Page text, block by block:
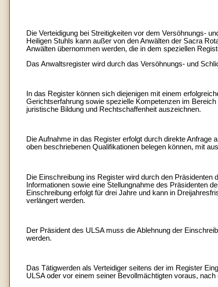
Die Verteidigung bei Streitigkeiten vor dem Versöhnungs-
Heiligen Stuhls kann außer von den Anwälten der Sacra
Anwälten übernommen werden, die in dem speziellen
Das Anwaltsregister wird durch das Versöhnungs- und
In das Register können sich diejenigen mit einem
Gerichtserfahrung sowie spezielle Kompetenzen im
juristische Bildung und Rechtschaffenheit auszeichnen.
Die Aufnahme in das Register erfolgt durch direkte Anfrage
oben beschriebenen Qualifikationen belegen können, mit
Die Einschreibung ins Register wird durch den
Informationen sowie eine Stellungnahme des Präsidenten
Einschreibung erfolgt für drei Jahre und kann in
verlängert werden.
Der Präsident des ULSA muss die Ablehnung der
werden.
Das Tätigwerden als Verteidiger seitens der im Register
ULSA oder vor einem seiner Bevollmächtigten voraus,